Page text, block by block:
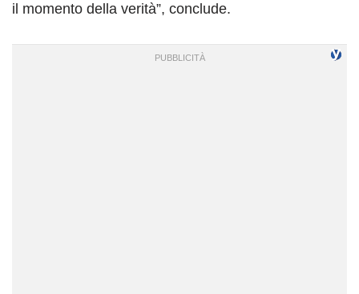
il momento della verità”, conclude.